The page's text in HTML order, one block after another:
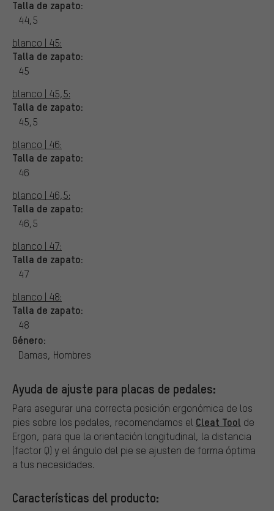
Talla de zapato:
44,5
blanco | 45:
Talla de zapato:
45
blanco | 45,5:
Talla de zapato:
45,5
blanco | 46:
Talla de zapato:
46
blanco | 46,5:
Talla de zapato:
46,5
blanco | 47:
Talla de zapato:
47
blanco | 48:
Talla de zapato:
48
Género:
Damas, Hombres
Ayuda de ajuste para placas de pedales:
Para asegurar una correcta posición ergonómica de los
pies sobre los pedales, recomendamos el Cleat Tool de
Ergon, para que la orientación longitudinal, la distancia
(factor Q) y el ángulo del pie se ajusten de forma óptima
a tus necesidades.
Características del producto: